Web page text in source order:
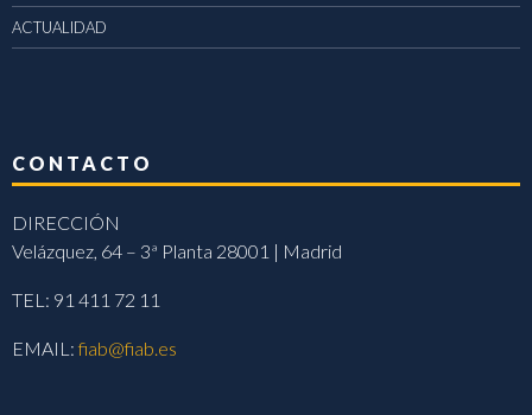
ACTUALIDAD
CONTACTO
DIRECCIÓN
Velázquez, 64 – 3ª Planta 28001 | Madrid
TEL: 91 411 72 11
EMAIL:fiab@fiab.es